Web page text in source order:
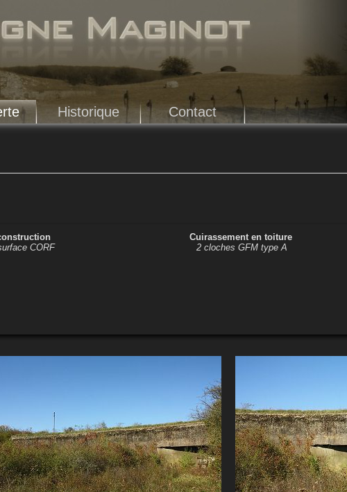
Historique Contact
CORF
Cuirassement en toiture
2 cloches GFM type A